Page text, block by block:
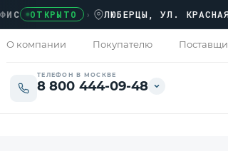
ОТКРЫТО › ЛЮБЕРЦЫ, УЛ. КРАСНАЯ 1›
О компании Покупателю
ТЕЛЕФОН В МОСКВЕ
8 800 444-09-48